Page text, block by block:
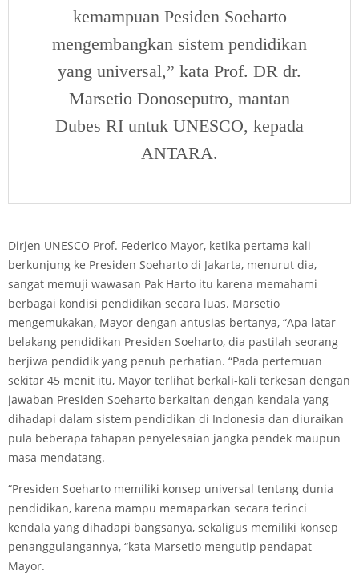
kemampuan Pesiden Soeharto
mengembangkan sistem pendidikan
yang universal,” kata Prof. DR dr.
Marsetio Donoseputro, mantan
Dubes RI untuk UNESCO, kepada
ANTARA.
Dirjen UNESCO Prof. Federico Mayor, ketika pertama kali
berkunjung ke Presiden Soeharto di Jakarta, menurut dia,
sangat memuji wawasan Pak Harto itu karena memahami
berbagai kondisi pendidikan secara luas. Marsetio
mengemukakan, Mayor dengan antusias bertanya, “Apa latar
belakang pendidikan Presiden Soeharto, dia pastilah seorang
berjiwa pendidik yang penuh perhatian. “Pada pertemuan
sekitar 45 menit itu, Mayor terlihat berkali-kali terkesan dengan
jawaban Presiden Soeharto berkaitan dengan kendala yang
dihadapi dalam sistem pendidikan di Indonesia dan diuraikan
pula beberapa tahapan penyelesaian jangka pendek maupun
masa mendatang.
“Presiden Soeharto memiliki konsep universal tentang dunia
pendidikan, karena mampu memaparkan secara terinci
kendala yang dihadapi bangsanya, sekaligus memiliki konsep
penanggulangannya, “kata Marsetio mengutip pendapat
Mayor.